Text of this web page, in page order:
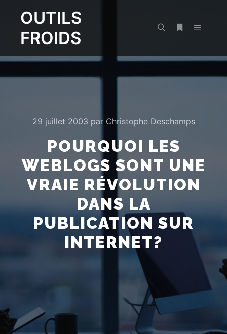
OUTILS
FROIDS
29 juillet 2003 par Christophe Deschamps
POURQUOI LES
WEBLOGS SONT UNE
VRAIE RÉVOLUTION
DANS LA
PUBLICATION SUR
INTERNET?